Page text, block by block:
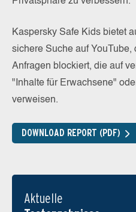
Kaspersky Safe Kids bietet
sichere Suche auf
Anfragen blockiert, die auf
"Inhalte für Erwachsene"
verweisen.
DOWNLOAD REPORT (PDF)
Aktuelle